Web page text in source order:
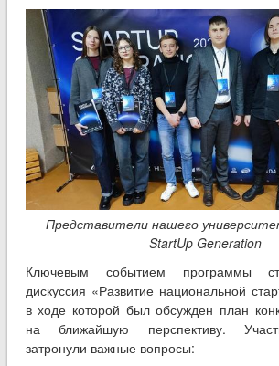
Представители нашего
StartUp Generation
Ключевым событием программы
дискуссия «Развитие национальной
в ходе которой был обсужден план
на ближайшую перспективу.
затронули важные вопросы: